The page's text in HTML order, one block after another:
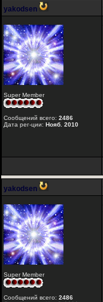
yakodsen
Super Member
Сообщений всего: 2486
Дата рег-ции: Нояб. 2010
yakodsen
Super Member
Сообщений всего: 2486